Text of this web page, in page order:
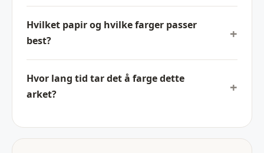
Hvilket papir og hvilke farger passer
best?
Hvor lang tid tar det å farge dette
arket?